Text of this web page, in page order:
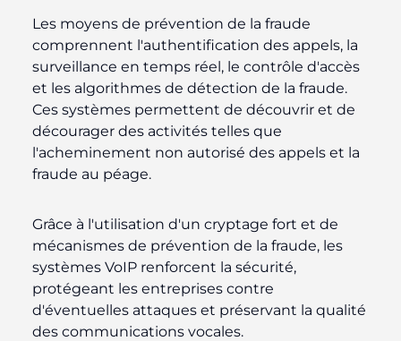
Les moyens de prévention de la fraude
comprennent l'authentification des appels, la
surveillance en temps réel, le contrôle d'accès
et les algorithmes de détection de la fraude.
Ces systèmes permettent de découvrir et de
décourager des activités telles que
l'acheminement non autorisé des appels et la
fraude au péage.
Grâce à l'utilisation d'un cryptage fort et de
mécanismes de prévention de la fraude, les
systèmes VoIP renforcent la sécurité,
protégeant les entreprises contre
d'éventuelles attaques et préservant la qualité
des communications vocales.